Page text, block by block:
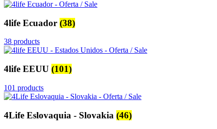
4life Ecuador (38)
38 products
4life EEUU (101)
101 products
4Life Eslovaquia - Slovakia (46)